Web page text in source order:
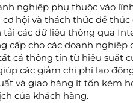
nghiệp phụ thuộc vào
hội và thách thức để
các dữ liệu thông qua
cấp cho các doanh
cả thông tin từ hiệu suất
các giảm chi phí lao
và giao hàng ít tốn kém
của khách hàng.